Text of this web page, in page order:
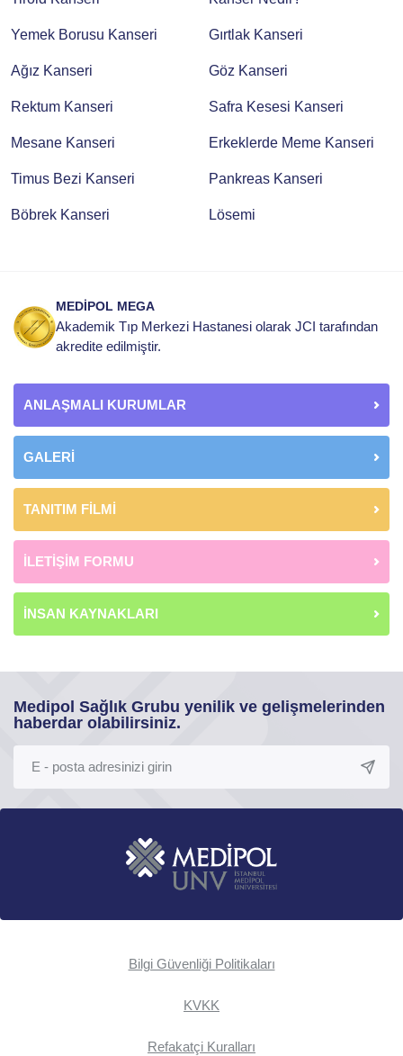
Yemek Borusu Kanseri Gırtlak Kanseri
Ağız Kanseri Göz Kanseri
Rektum Kanseri Safra Kesesi Kanseri
Mesane Kanseri Erkeklerde Meme Kanseri
Timus Bezi Kanseri Pankreas Kanseri
Böbrek Kanseri Lösemi
MEDİPOL MEGA
Akademik Tıp Merkezi Hastanesi olarak JCI tarafından
akredite edilmiştir.
ANLAŞMALI KURUMLAR
GALERİ
TANITIM FİLMİ
İLETİŞİM FORMU
İNSAN KAYNAKLARI
Medipol Sağlık Grubu yenilik ve gelişmelerinden
haberdar olabilirsiniz.
Bilgi Güvenliği Politikaları
KVKK
Refakatçi Kuralları